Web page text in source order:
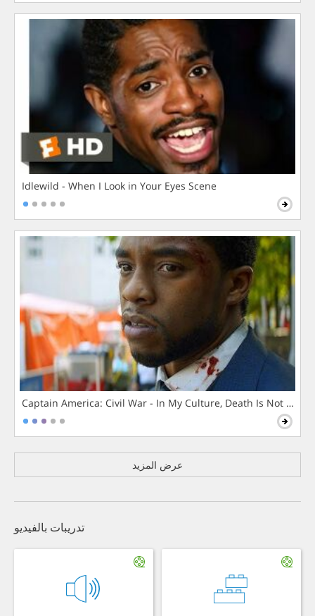
Idlewild - When I Look in Your Eyes Scene
Captain America: Civil War - In My Culture, Death Is Not The
عرض المزيد
تدريبات بالفيديو